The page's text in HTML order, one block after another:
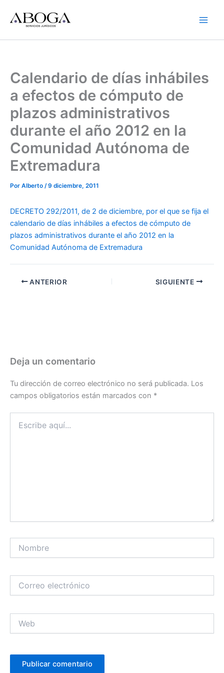
contenido
Calendario de días inhábiles
a efectos de cómputo de
plazos administrativos
durante el año 2012 en la
Comunidad Autónoma de
Extremadura
Por Alberto /9 diciembre, 2011
DECRETO 292/2011, de 2 de diciembre, por el que se fija el
calendario de días inhábiles a efectos de cómputo de
plazos administrativos durante el año 2012 en la
Comunidad Autónoma de Extremadura
ANTERIOR SIGUIENTE
Deja un comentario
Tu dirección de correo electrónico no será publicada. Los
campos obligatorios están marcados con *
aquí...
electrónico